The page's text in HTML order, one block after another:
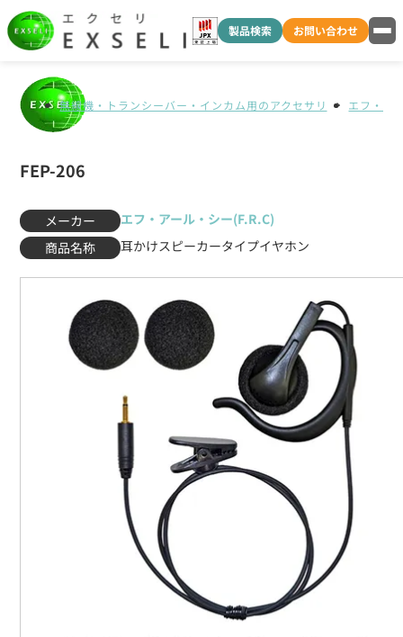
製品検索 お問い合わせ
無線機・トランシーバー・インカム用のアクセサリ エフ・ア
FEP-206
メーカー
エフ・アール・シー(F.R.C)
商品名称
耳かけスピーカータイプイヤホン